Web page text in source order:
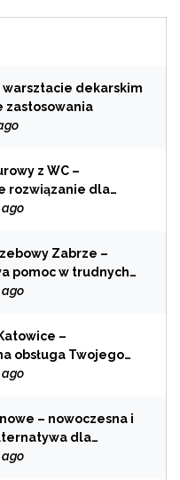
warsztacie dekarskim
zastosowania
z WC –
rozwiązanie dla
ago
Zabrze –
pomoc w trudnych
ago
–
obsługa Twojego
ago
– nowoczesna i
dla
palenia
ago